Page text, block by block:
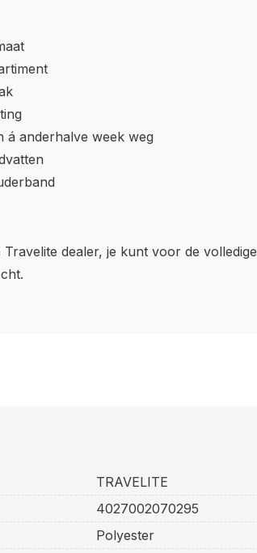
á anderhalve week weg
Travelite dealer, je kunt voor de volledige
TRAVELITE
4027002070295
Polyester